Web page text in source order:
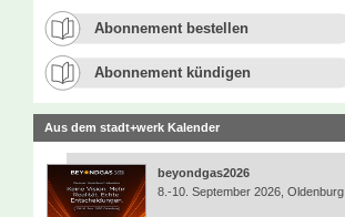
Abonnement bestellen
Abonnement kündigen
Aus dem stadt+werk Kalender
beyondgas2026
8.-10. September 2026, Oldenburg